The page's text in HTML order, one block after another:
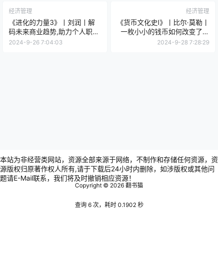
经济管理
《进化的力量3》丨刘润丨解
码未来商业趋势,助力个人职业
发展
2024-9-26 7:04:03
经济管理
《货币文化史Ⅰ》丨比尔·莫勒丨
一枚小小的钱币如何改变了人
类历史的进程？
2024-9-28 7:28:29
本站为非经营类网站，资源全部来源于网络，不制作和存储任何资源，资
源版权归原著作权人所有,请于下载后24小时内删除，如涉版权或其他问
题请E-Mail联系，我们将及时撤销相应资源！
Copyright © 2026 翻书猫
查询 6 次，耗时 0.1902 秒